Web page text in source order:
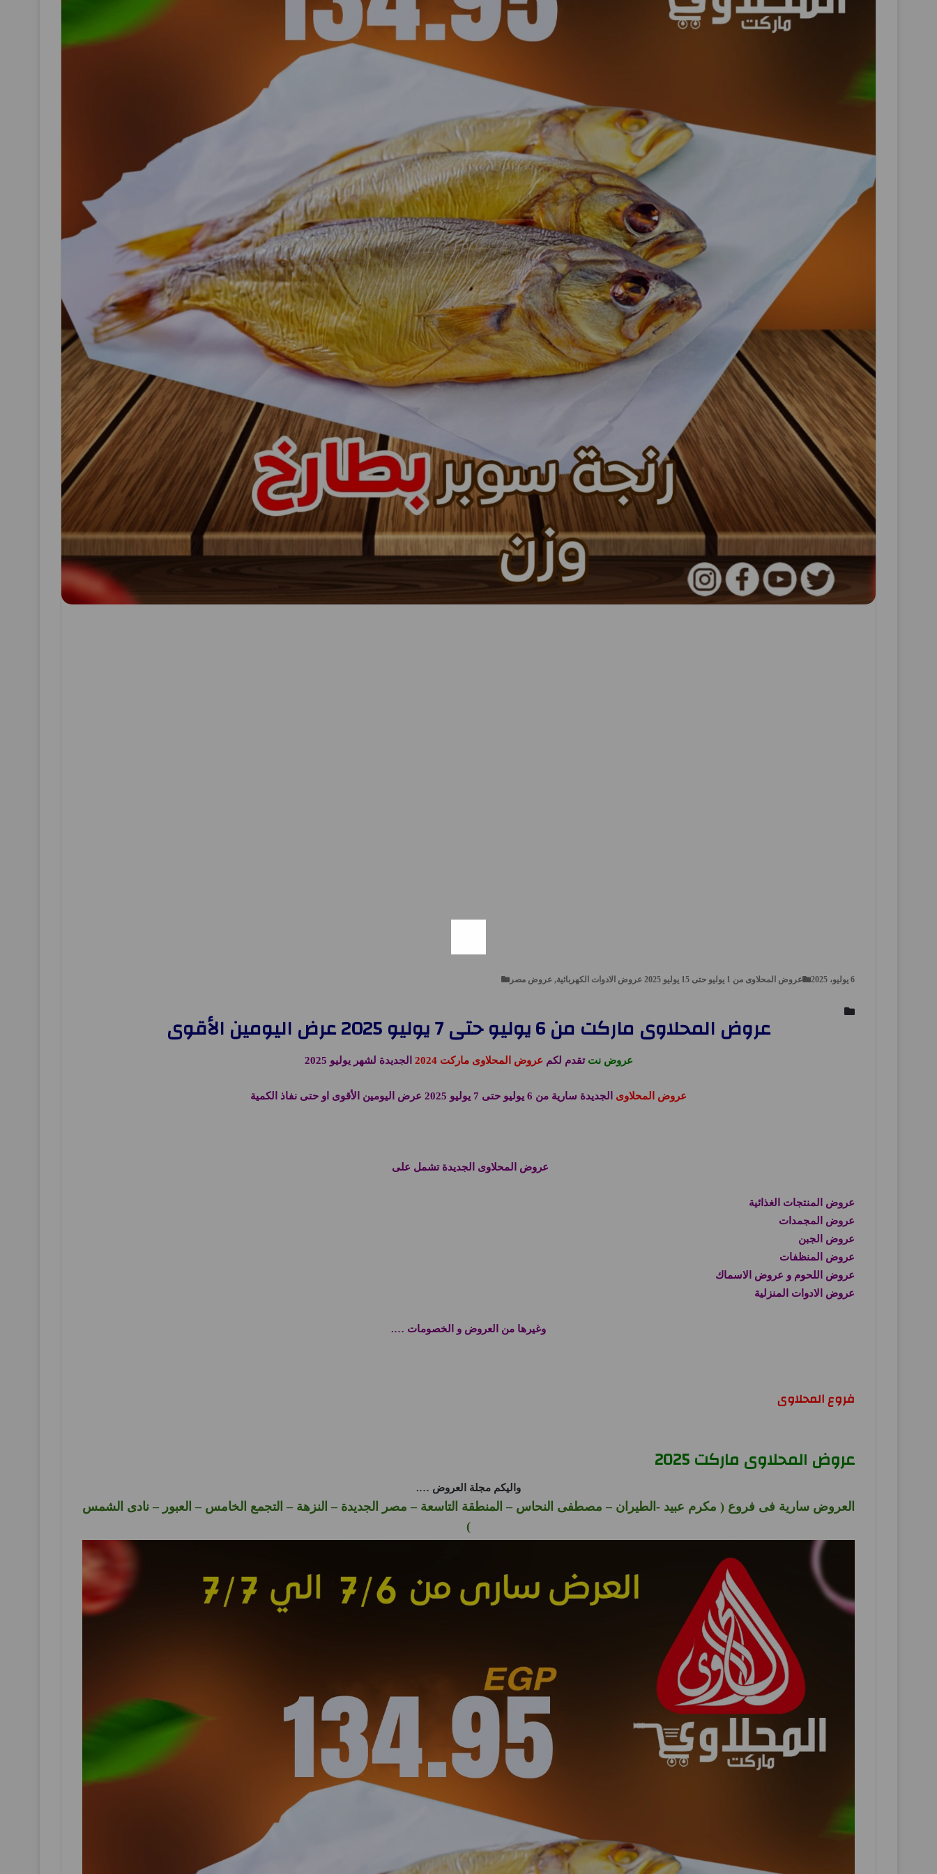
6 يوليو، 2025 عروض المحلاوى من 1 يوليو حتى 15 يوليو 2025 عروض الادوات الكهربائية, عروض مصر
عروض المحلاوى ماركت من 6 يوليو حتى 7 يوليو 2025 عرض اليومين الأقوى
عروض نت تقدم لكم عروض المحلاوى ماركت 2024 الجديدة لشهر يوليو 2025
عروض المحلاوى الجديدة سارية من 6 يوليو حتى 7 يوليو 2025 عرض اليومين الأقوى او حتى نفاذ الكمية
عروض المحلاوى الجديدة تشمل على
عروض المنتجات الغذائية
عروض المجمدات
عروض الجبن
عروض المنظفات
عروض اللحوم و عروض الاسماك
عروض الادوات المنزلية
وغيرها من العروض و الخصومات ….
فروع المحلاوى
عروض المحلاوى ماركت 2025
واليكم مجلة العروض ….
العروض سارية فى فروع ( مكرم عبيد -الطيران – مصطفى النحاس – المنطقة التاسعة – مصر الجديدة – النزهة – التجمع الخامس – العبور – نادى الشمس
)